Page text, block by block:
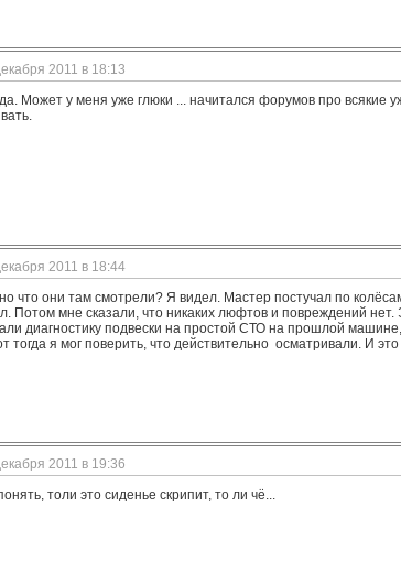
2011 в 18:13
Может у меня уже глюки ... начитался форумов про всякие
2011 в 18:44
что они там смотрели? Я видел. Мастер постучал по
Потом мне сказали, что никаких люфтов и повреждений
диагностику подвески на простой СТО на прошлой
тогда я мог поверить, что действительно осматривали. И
2011 в 19:36
толи это сиденье скрипит, то ли чё...